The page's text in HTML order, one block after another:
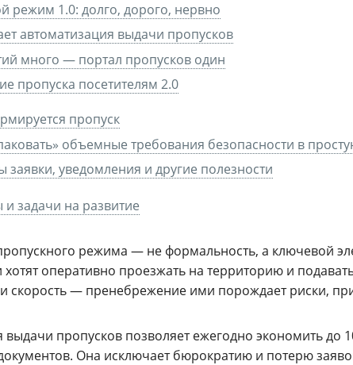
режим 1.0: долго, дорого, нервно
автоматизация выдачи пропусков
много — портал пропусков один
пропуска посетителям 2.0
пропуск
объемные требования безопасности в
заявки, уведомления и другие полезности
и задачи на развитие
режима — не формальность, а ключевой
хотят оперативно проезжать на территорию и
и скорость — пренебрежение ими порождает риски,
выдачи пропусков позволяет ежегодно экономить до
Она исключает бюрократию и потерю